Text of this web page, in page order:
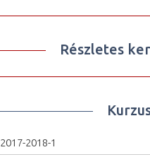
Részletes
2017-2018-1